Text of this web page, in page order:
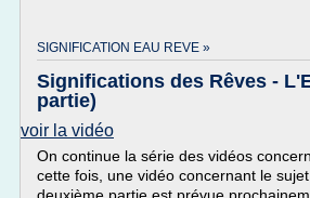
SIGNIFICATION EAU REVE »
Significations des Rêves -
partie)
voir la vidéo
On continue la série des vidéos
cette fois, une vidéo concernant le